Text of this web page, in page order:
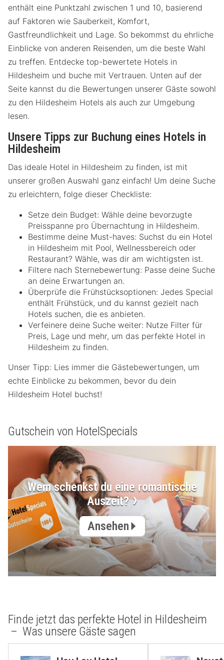
enthält eine Punktzahl zwischen 1 und 10, basierend
auf Faktoren wie Sauberkeit, Komfort,
Gastfreundlichkeit und Lage. So bekommst du ehrliche
Einblicke von anderen Reisenden, um die beste Wahl
zu treffen. Entdecke top-bewertete Hotels in
Hildesheim und buche mit Vertrauen. Unten auf der
Seite kannst du die Bewertungen unserer Gäste sowohl
zu den Hildesheim Hotels als auch zur Umgebung
lesen.
Unsere Tipps zur Buchung eines Hotels in
Hildesheim
Das ideale Hotel in Hildesheim zu finden, ist mit
unserer großen Auswahl ganz einfach! Um deine Suche
zu erleichtern, folge dieser Checkliste:
Setze dein Budget: Wähle deine bevorzugte
Preisspanne pro Übernachtung in Hildesheim.
Bestimme deine Must-haves: Suchst du ein Hotel
in Hildesheim mit Pool, Wellnessbereich oder
Restaurant? Wähle, was dir am wichtigsten ist.
Filtere nach Sternebewertung: Passe deine Suche
an deine Erwartungen an.
Überprüfe die Frühstücksoptionen: Jedes Special
enthält Frühstück, und du kannst gezielt nach
Hotels suchen, die es anbieten.
Verfeinere deine Suche weiter: Nutze Filter für
Preis, Lage und mehr, um das perfekte Hotel in
Hildesheim zu finden.
Unser Tipp: Lies immer die Gästebewertungen, um
echte Einblicke zu bekommen, bevor du dein
Hildesheim Hotel buchst!
Gutschein von HotelSpecials
Wem schenkst du eine romantische
Auszeit?
Ansehen
Finde jetzt das perfekte Hotel in Hildesheim
– Was unsere Gäste sagen